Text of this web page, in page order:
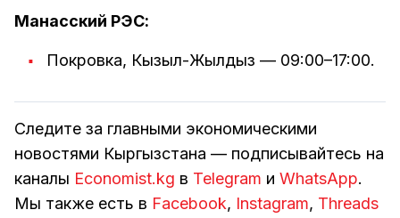
Манасский РЭС:
Покровка, Кызыл-Жылдыз — 09:00–17:00.
Следите за главными экономическими
новостями Кыргызстана — подписывайтесь на
каналы Economist.kg в Telegram и WhatsApp.
Мы также есть в Facebook, Instagram, Threads